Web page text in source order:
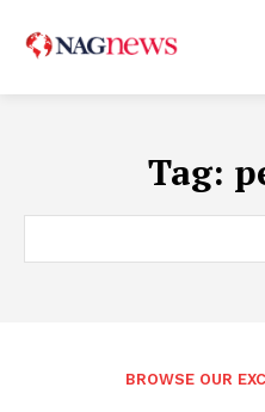
Tag:
BROWSE OUR